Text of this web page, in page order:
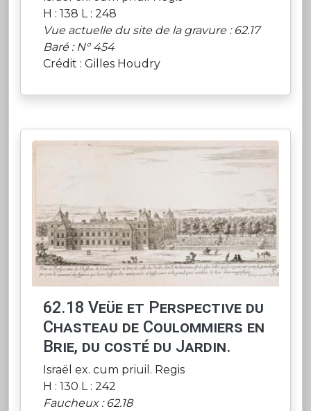
H : 138 L : 248
Vue actuelle du site de la gravure : 62.17
Baré : N° 454
Crédit : Gilles Houdry
62.18 Veüe et Perspective du
Chasteau de Coulommiers en
Brie, du costé du Jardin.
Israël ex. cum priuil. Regis
H : 130 L : 242
Faucheux : 62.18